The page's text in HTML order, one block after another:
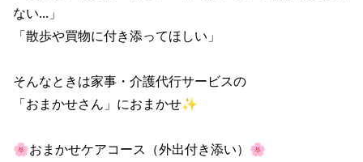
ない...」
「散歩や買物に付き添ってほしい」
そんなときは家事・介護代行サービスの
「おまかせさん」におまかせ✨
🌸おまかせケアコース（外出付き添い）🌸